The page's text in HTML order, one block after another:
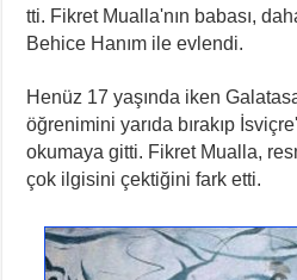
tti. Fikret Mualla'nın babası,
Behice Hanım ile evlendi.
Henüz 17 yaşında iken
öğrenimini yarıda bırakıp
okumaya gitti. Fikret Mualla,
çok ilgisini çektiğini fark etti.